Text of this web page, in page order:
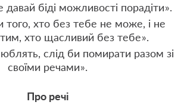
давай біді можливості порадіти».
того, хто без тебе не може, і не
хто щасливий без тебе».
слід би помирати разом зі
своїми речами».
Про речі